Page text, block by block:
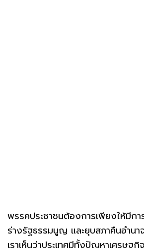
พรรคประชาชนต้องการเพียงให้มีกา
ร่างรัฐธรรมนูญ และยุบสภาคืนอำนา
เราเห็นว่าประเทศมีทั้งปัญหาเศรษ